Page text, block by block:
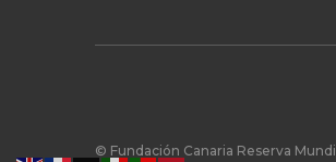
© Fundación Canaria Reserva